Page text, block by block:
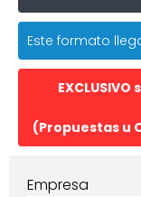
Este formato
(Propuestas u
Empresa